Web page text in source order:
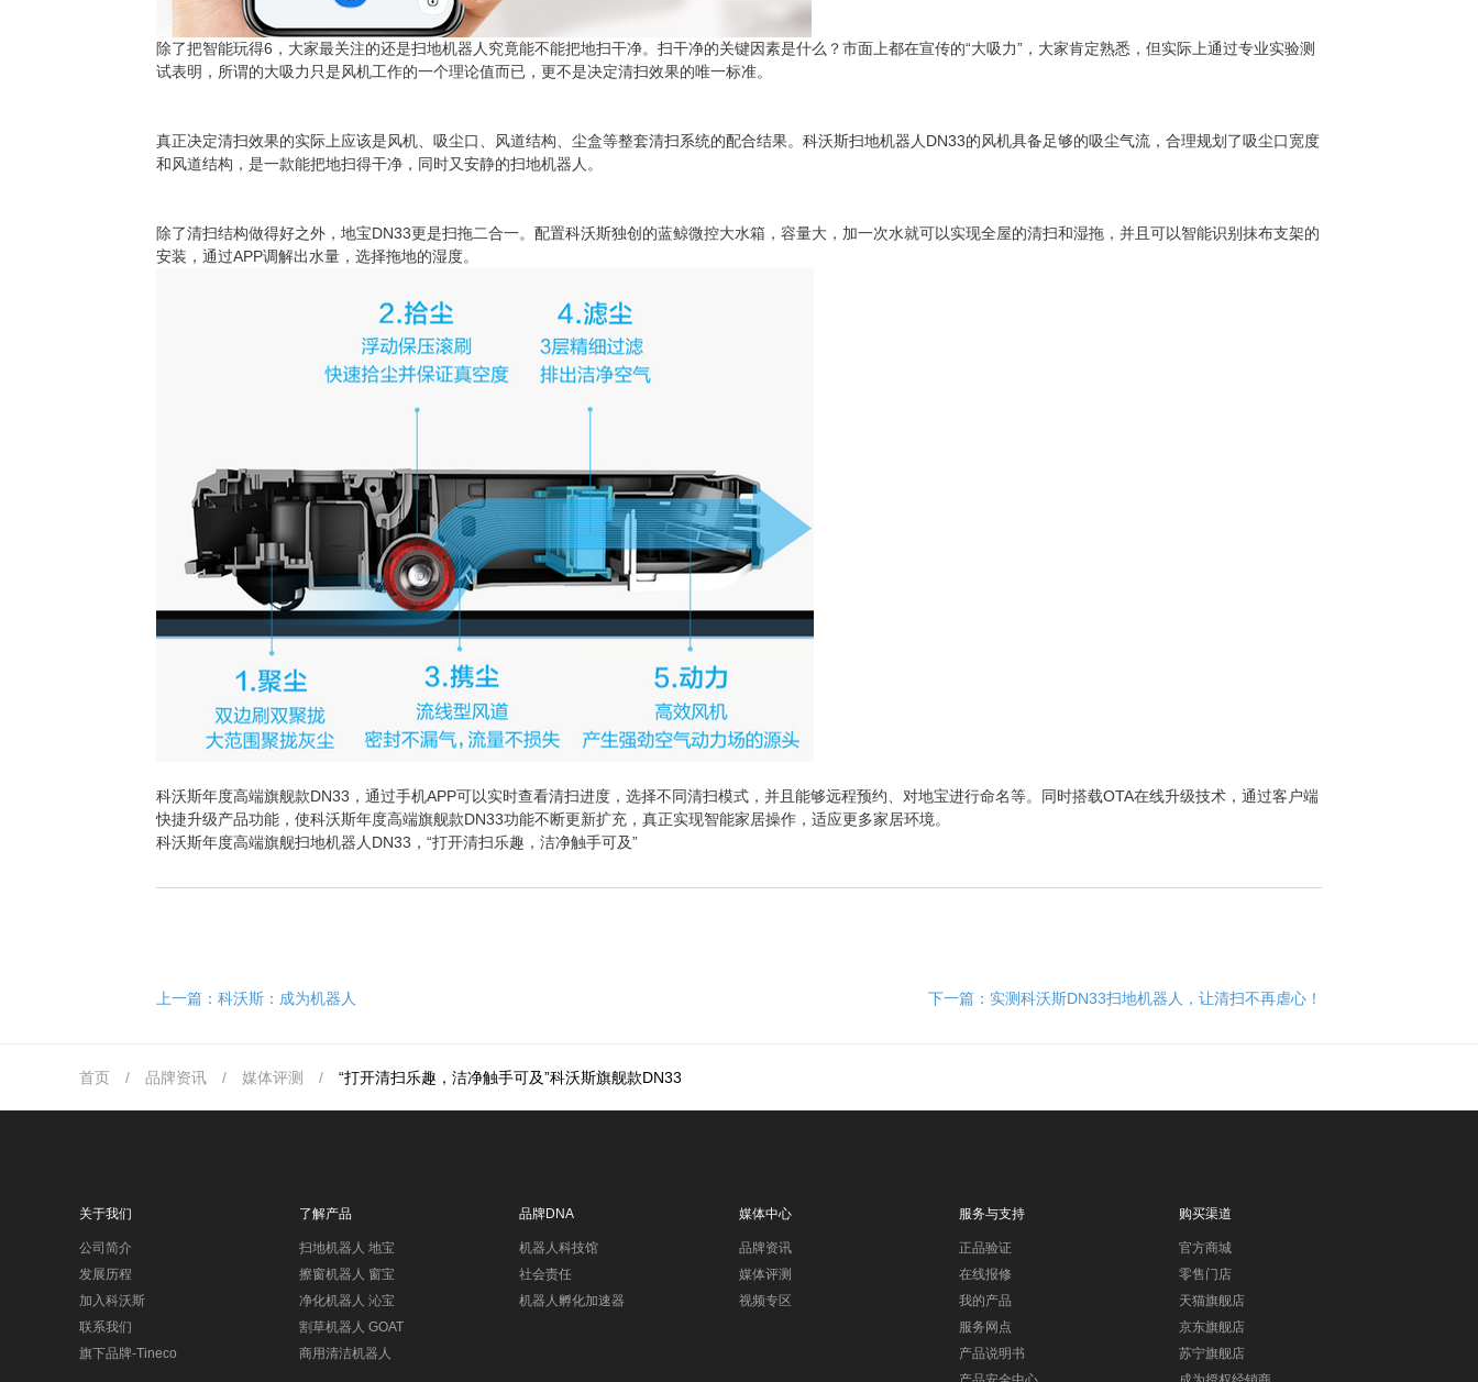
除了把智能玩得6，大家最关注的还是扫地机器人究竟能不能把地扫干净。扫干净的关键因素是什么？市面上都在宣传的“大吸力”，大家肯定熟悉，但实际上通过专业实验测
试表明，所谓的大吸力只是风机工作的一个理论值而已，更不是决定清扫效果的唯一标准。
真正决定清扫效果的实际上应该是风机、吸尘口、风道结构、尘盒等整套清扫系统的配合结果。科沃斯扫地机器人DN33的风机具备足够的吸尘气流，合理规划了吸尘口宽度
和风道结构，是一款能把地扫得干净，同时又安静的扫地机器人。
除了清扫结构做得好之外，地宝DN33更是扫拖二合一。配置科沃斯独创的蓝鲸微控大水箱，容量大，加一次水就可以实现全屋的清扫和湿拖，并且可以智能识别抹布支架的
安装，通过APP调解出水量，选择拖地的湿度。
科沃斯年度高端旗舰款DN33，通过手机APP可以实时查看清扫进度，选择不同清扫模式，并且能够远程预约、对地宝进行命名等。同时搭载OTA在线升级技术，通过客户端
快捷升级产品功能，使科沃斯年度高端旗舰款DN33功能不断更新扩充，真正实现智能家居操作，适应更多家居环境。
科沃斯年度高端旗舰扫地机器人DN33，“打开清扫乐趣，洁净触手可及”
上一篇： 科沃斯：成为机器人 下一篇： 实测科沃斯DN33扫地机器人，让清扫不再虐心！
首页 / 品牌资讯 / 媒体评测 / “打开清扫乐趣，洁净触手可及”科沃斯旗舰款DN33
关于我们
公司简介
发展历程
加入科沃斯
联系我们
旗下品牌-Tineco
了解产品
扫地机器人 地宝
擦窗机器人 窗宝
净化机器人 沁宝
割草机器人 GOAT
商用清洁机器人
品牌DNA
机器人科技馆
社会责任
机器人孵化加速器
媒体中心
品牌资讯
媒体评测
视频专区
服务与支持
正品验证
在线报修
我的产品
服务网点
产品说明书
购买渠道
官方商城
零售门店
天猫旗舰店
京东旗舰店
苏宁旗舰店